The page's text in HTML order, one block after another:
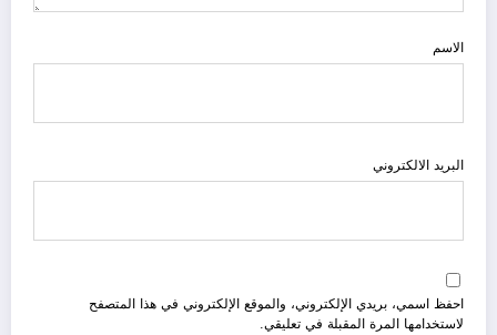
الاسم
البريد الالكتروني
احفظ اسمي، بريدي الإلكتروني، والموقع الإلكتروني في هذا المتصفح
لاستخدامها المرة المقبلة في تعليقي.